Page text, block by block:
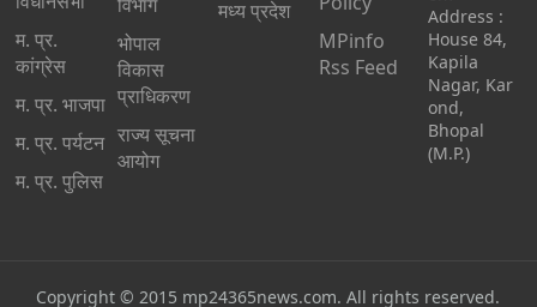
म. प्र.
कांग्रेस
म. प्र. भाजपा
म. प्र. पर्यटन
म. प्र. पुलिस
भोपाल
विकास
प्राधिकरण
राज्य सूचना
आयोग
मध्य प्रदेश
MPinfo
Rss Feed
Address :
House 84,
Kapila
Nagar, Kar
ond,
Bhopal
(M.P.)
Copyright © 2015 mp24365news.com. All rights reserved.